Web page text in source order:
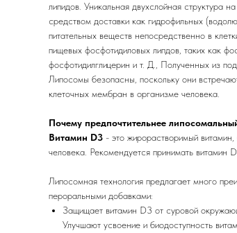
липидов. Уникальная двухслойная структура
средством доставки как гидрофильных
питательных веществ непосредственно в
пищевых фосфотидиловых липдов, таких как
фосфотидилглицерин и т. Д., Полученных из
Липосомы безопасны, поскольку они
клеточных мембран в организме человека.
Почему предпочтительнее
Витамин D3 - это жирорастворимый
человека. Рекомендуется принимать витамин
Липосомная технология предлагает много
пероральными добавками:
Защищает витамин D3 от суровой
Улучшают усвоение и биодоступность